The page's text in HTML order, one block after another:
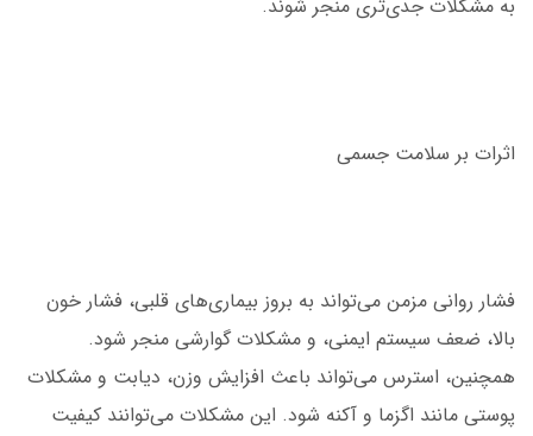
به مشکلات جدی‌تری منجر شوند.
اثرات بر سلامت جسمی
فشار روانی مزمن می‌تواند به بروز بیماری‌های قلبی، فشار خون
بالا، ضعف سیستم ایمنی، و مشکلات گوارشی منجر شود.
همچنین، استرس می‌تواند باعث افزایش وزن، دیابت و مشکلات
پوستی مانند اگزما و آکنه شود. این مشکلات می‌توانند کیفیت